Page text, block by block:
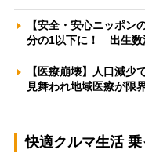
【安全・安心ニッポン
分の1以下に！ 出生
【医療崩壊】人口減少
見舞われ地域医療が
快適クルマ生活